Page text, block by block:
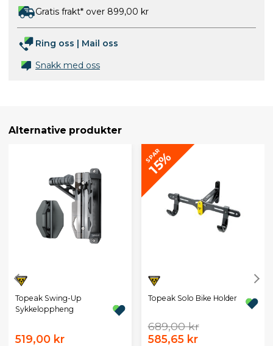
Gratis frakt* over 899,00 kr
Ring oss
Mail oss
Snakk med oss
Alternative produkter
Topeak Swing-Up
Sykkeloppheng
519,00 kr
SPAR
15%
Topeak Solo Bike Holder
689,00 kr
585,65 kr